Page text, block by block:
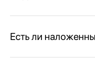
Есть ли